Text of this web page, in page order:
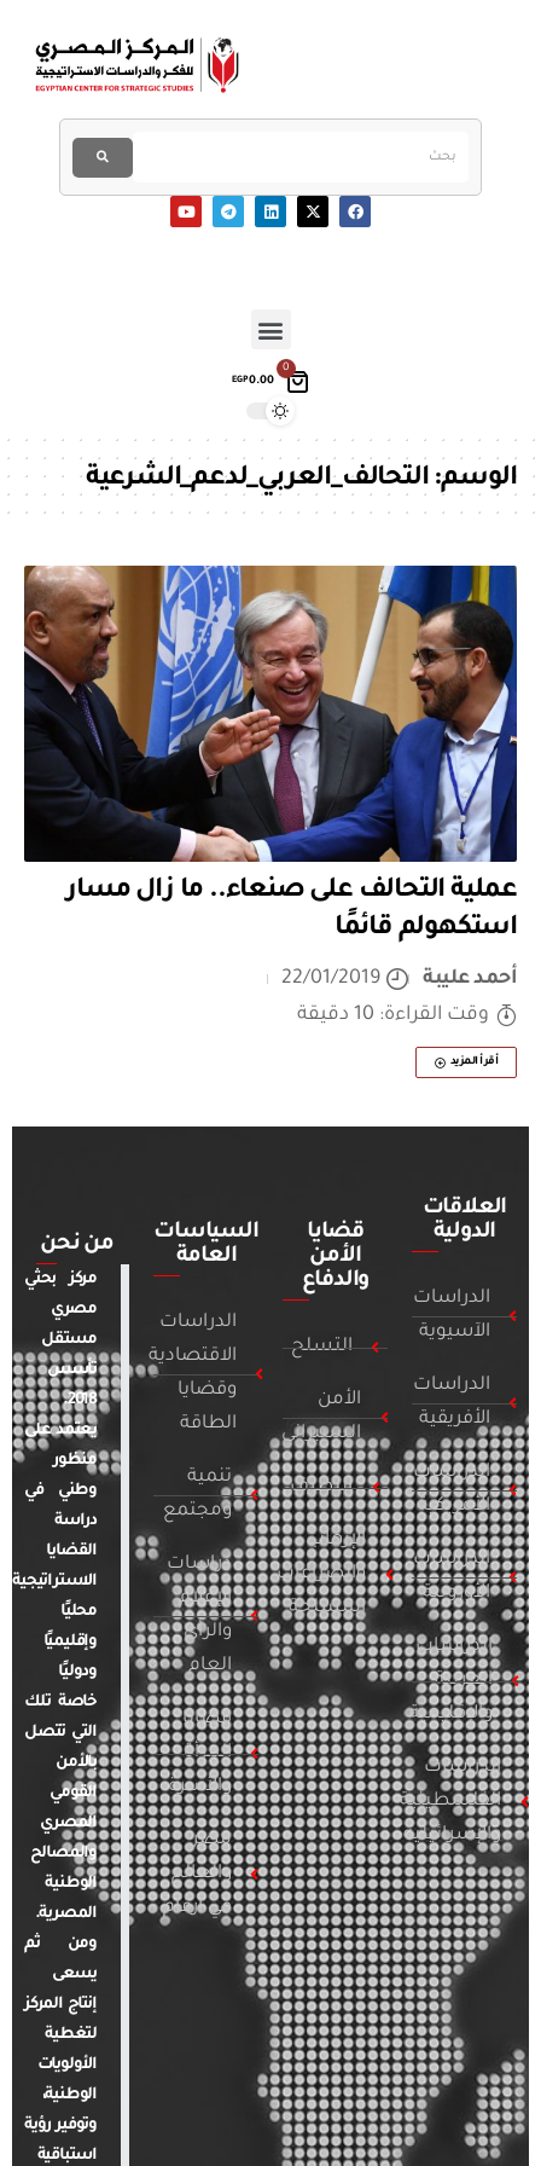
0
EGP0.00
الوسم:التحالف_العربي_لدعم_الشرعية
عملية التحالف على صنعاء.. ما زال مسار
استكهولم قائمًا
أحمد عليبة
22/01/2019
وقت القراءة: 10 دقيقة
أقرأ المزيد
العلاقات
الدولية
الدراسات
الآسيوية
الدراسات
الأفريقية
الدراسات
الأمريكية
الدراسات
الأوروبية
الدراسات
العربية
والإقليمية
الدراسات
الفلسطينية
والإسرائيلية
قضايا
الأمن
والدفاع
التسلح
الأمن
السيبراني
التطرف
الإرهاب
والصراعات
المسلحة
السياسات
العامة
الدراسات
الاقتصادية
وقضايا
الطاقة
تنمية
ومجتمع
دراسات
الإعلام
والرأي
العام
قضايا
المرأة
والأسرة
مصر
والعالم
في أرقام
من نحن
مركز بحثي
مصري
مستقل
تأسس
2018.
يعتمد على
منظور
وطني في
دراسة
القضايا
الاستراتيجية
محليًا
وإقليميًا
ودوليًا
خاصة تلك
التي تتصل
بالأمن
القومي
المصري
والمصالح
الوطنية
المصرية.
ومن ثم
يسعى
إنتاج المركز
لتغطية
الأولويات
الوطنية،
وتوفير رؤية
استباقية